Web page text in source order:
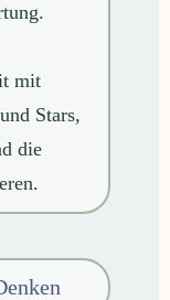
mit
Stars,
die